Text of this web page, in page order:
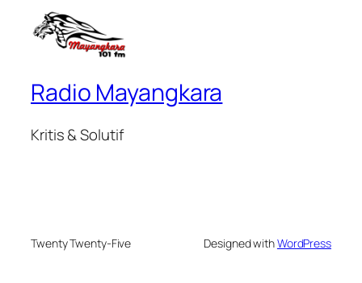
Radio Mayangkara
Kritis & Solutif
Twenty Twenty-Five Designed withWordPress